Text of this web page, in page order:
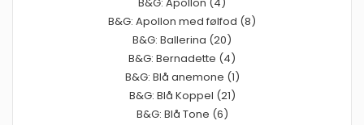
B&G: Apollon med følfod (8)
B&G: Ballerina (20)
B&G: Bernadette (4)
B&G: Blå anemone (1)
B&G: Blå Koppel (21)
B&G: Blå Tone (6)